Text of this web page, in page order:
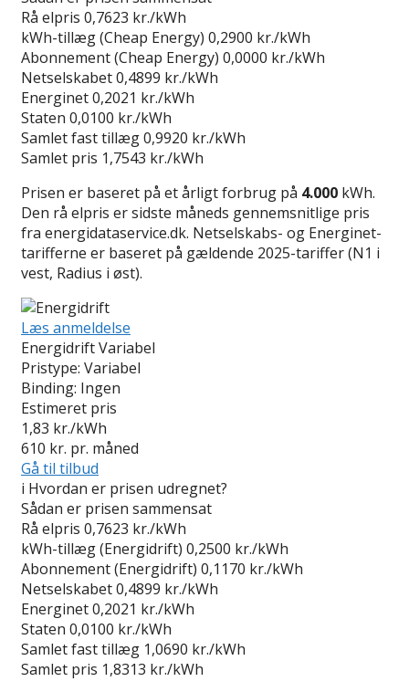
Rå elpris 0,7623 kr./kWh
kWh-tillæg (Cheap Energy) 0,2900 kr./kWh
Abonnement (Cheap Energy) 0,0000 kr./kWh
Netselskabet0,4899 kr./kWh
Energinet0,2021 kr./kWh
Staten 0,0100 kr./kWh
Samlet fast tillæg0,9920 kr./kWh
Samlet pris 1,7543 kr./kWh
Prisen er baseret på et årligt forbrug på 4.000 kWh.
Den rå elpris er sidste måneds gennemsnitlige pris
fra energidataservice.dk. Netselskabs- og Energinet-
tarifferne er baseret på gældende 2025-tariffer (N1 i
vest, Radius i øst).
Læs anmeldelse
Energidrift Variabel
Pristype: Variabel
Binding: Ingen
Estimeret pris
1,83 kr./kWh
610 kr. pr. måned
Gå til tilbud
i Hvordan er prisen udregnet?
Sådan er prisen sammensat
Rå elpris 0,7623 kr./kWh
kWh-tillæg (Energidrift) 0,2500 kr./kWh
Abonnement (Energidrift) 0,1170 kr./kWh
Netselskabet0,4899 kr./kWh
Energinet0,2021 kr./kWh
Staten 0,0100 kr./kWh
Samlet fast tillæg 1,0690 kr./kWh
Samlet pris 1,8313 kr./kWh